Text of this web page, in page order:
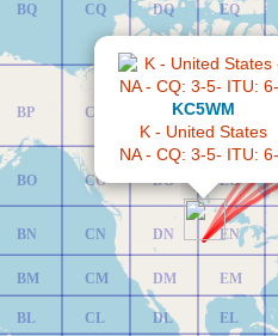
BL
BM
BN
BO
BP
BQ
CL
CM
CN
CO
CP
CQ
DL
DM
DN
DO
DQ
EL
EM
EN
EO
EP
EQ
KC5WM
K - United States
NA - CQ: 3-5- ITU: